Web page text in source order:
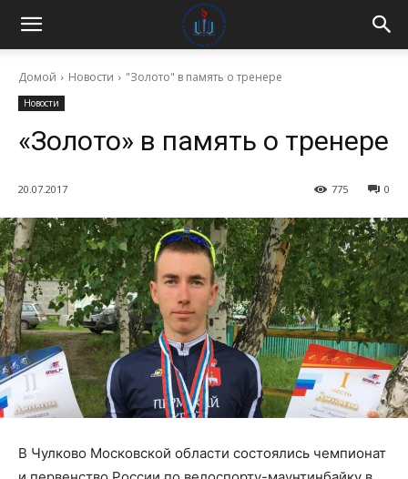
Домой Новости "Золото" в память о тренере
Новости
«Золото» в память о тренере
20.07.2017 0
775
В Чулково Московской области состоялись чемпионат